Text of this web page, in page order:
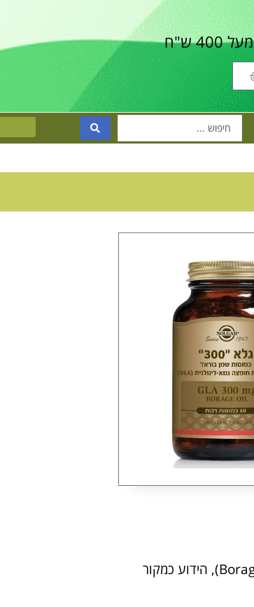
ש"ח
סופר גלא (Super GLA) של סולגאר הוא תוסף תזונה איכותי המכיל שמן בוראג' (Borago officinalis), הידוע כמקור